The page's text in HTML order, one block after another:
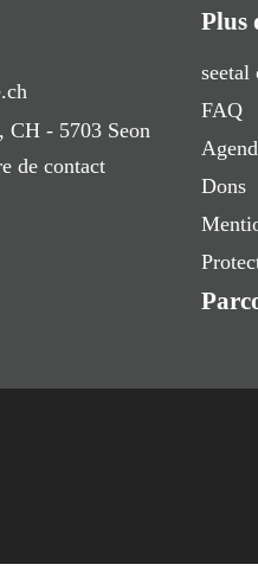
CH - 5703 Seon
de contact
Plus
seetal
FAQ
Dons